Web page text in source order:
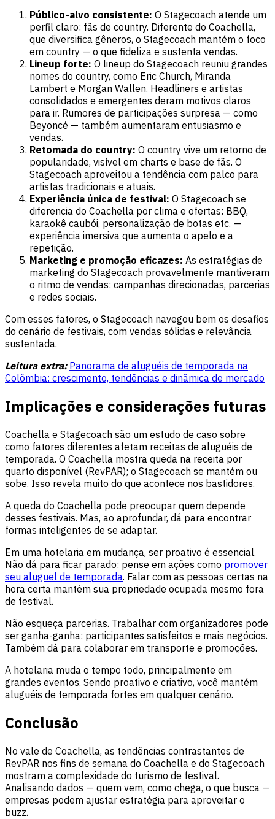
Público-alvo consistente: O Stagecoach atende um
perfil claro: fãs de country. Diferente do Coachella,
que diversifica gêneros, o Stagecoach mantém o foco
em country — o que fideliza e sustenta vendas.
Lineup forte: O lineup do Stagecoach reuniu grandes
nomes do country, como Eric Church, Miranda
Lambert e Morgan Wallen. Headliners e artistas
consolidados e emergentes deram motivos claros
para ir. Rumores de participações surpresa — como
Beyoncé — também aumentaram entusiasmo e
vendas.
Retomada do country: O country vive um retorno de
popularidade, visível em charts e base de fãs. O
Stagecoach aproveitou a tendência com palco para
artistas tradicionais e atuais.
Experiência única de festival: O Stagecoach se
diferencia do Coachella por clima e ofertas: BBQ,
karaokê caubói, personalização de botas etc. —
experiência imersiva que aumenta o apelo e a
repetição.
Marketing e promoção eficazes: As estratégias de
marketing do Stagecoach provavelmente mantiveram
o ritmo de vendas: campanhas direcionadas, parcerias
e redes sociais.
Com esses fatores, o Stagecoach navegou bem os desafios
do cenário de festivais, com vendas sólidas e relevância
sustentada.
Leitura extra: Panorama de aluguéis de temporada na
Colômbia: crescimento, tendências e dinâmica de mercado
Implicações e considerações futuras
Coachella e Stagecoach são um estudo de caso sobre
como fatores diferentes afetam receitas de aluguéis de
temporada. O Coachella mostra queda na receita por
quarto disponível (RevPAR); o Stagecoach se mantém ou
sobe. Isso revela muito do que acontece nos bastidores.
A queda do Coachella pode preocupar quem depende
desses festivais. Mas, ao aprofundar, dá para encontrar
formas inteligentes de se adaptar.
Em uma hotelaria em mudança, ser proativo é essencial.
Não dá para ficar parado: pense em ações como promover
seu aluguel de temporada. Falar com as pessoas certas na
hora certa mantém sua propriedade ocupada mesmo fora
de festival.
Não esqueça parcerias. Trabalhar com organizadores pode
ser ganha-ganha: participantes satisfeitos e mais negócios.
Também dá para colaborar em transporte e promoções.
A hotelaria muda o tempo todo, principalmente em
grandes eventos. Sendo proativo e criativo, você mantém
aluguéis de temporada fortes em qualquer cenário.
Conclusão
No vale de Coachella, as tendências contrastantes de
RevPAR nos fins de semana do Coachella e do Stagecoach
mostram a complexidade do turismo de festival.
Analisando dados — quem vem, como chega, o que busca —
empresas podem ajustar estratégia para aproveitar o
buzz.